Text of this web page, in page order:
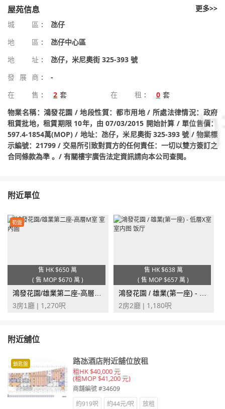
屋苑信息
更多>>
城區 : 氹仔
地區 :
氹仔中心區
地址 :
氹仔，米尼奧街 325-393 號
發展商 :
-
在售 : 2 套 在租 : 0 套
物業名稱：鴻發花園 / 地段性質：都市用地 / 所處法律情況：政府
租賃批地，租賃期限 10年，由 07/03/2015 開始計算 / 單位售價：
597.4-1854萬(MOP) / 地址：氹仔，米尼奧街 325-393 號 / 物業標
示編號：21799 / 交易所引致對買方的任何責任：一切以雙方簽訂之
合同條款為準 。/ 有關樓宇廣告法定資訊請向本公司查閱。
附近單位
筍盤
售 HK$650 萬
( 售 MOP$670 萬 )
3房1廳 | 1,270呎
售 HK$638 萬
(售 MOP $657 萬 )
2房2廳 | 1,180呎
附近舖位
鎖匙盤 路氹酒店附近舖位放租
租HK $40,000 元
(租MOP $41,200 元)
商舖編號 #34609
約919呎
約44元/呎 放租